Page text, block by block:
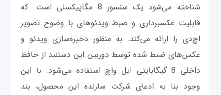
شناخته می‌شود یک سنسور 8 مگاپیکسلی است. که
قابلیت عکسبرداری و ضبط ویدئوهای با وضوح تصویر
اچ‌دی را ارائه می‌کند. به منظور ذخیره‌سازی ویدئو و
عکس‌های ضبط شده توسط دوربین این دستنبد از حافظ
داخلی 8 گیگابایتی اپل واچ استفاده می‌شود. با این
وجود بنا به ادعای شرکت سازنده این محصول، بند